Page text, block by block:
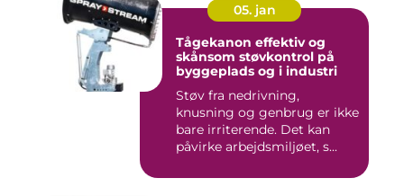
05. jan
Tågekanon effektiv og
skånsom støvkontrol på
byggeplads og i industri
Støv fra nedrivning,
knusning og genbrug er ikke
bare irriterende. Det kan
påvirke arbejdsmiljøet, s...